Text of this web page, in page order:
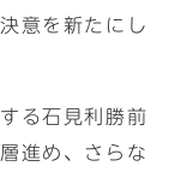
意を新たにし
る石見利勝前
進め、さらな